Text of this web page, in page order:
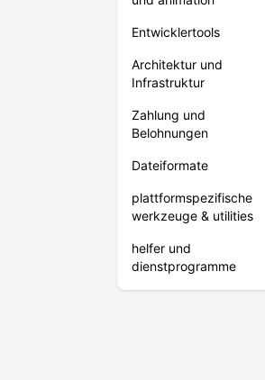
Entwicklertools
Architektur und
Infrastruktur
Zahlung und
Belohnungen
Dateiformate
plattformspezifische
werkzeuge & utilities
helfer und
dienstprogramme